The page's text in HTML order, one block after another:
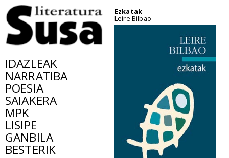
IDAZLEAK
NARRATIBA
POESIA
SAIAKERA
MPK
LISIPE
GANBILA
BESTERIK
Ezkatak
Leire Bilbao